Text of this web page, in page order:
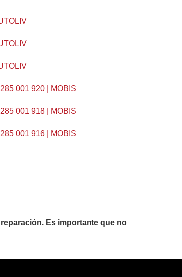
001 920 | MOBIS
001 918 | MOBIS
001 916 | MOBIS
Es importante que no